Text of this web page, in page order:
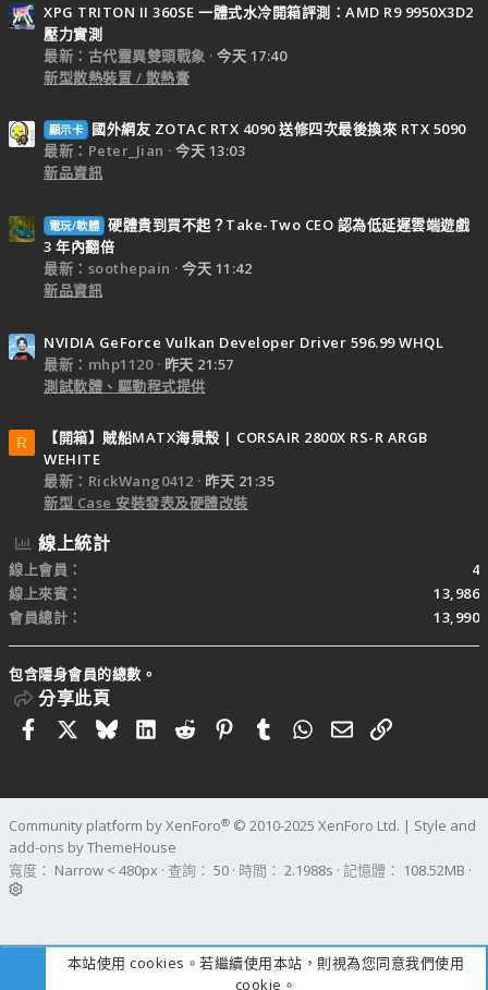
XPG TRITON II 360SE 一體式水冷開箱評測：AMD R9 9950X3D2
壓力實測
最新：古代靈異雙頭戰象
今天 17:40
新型散熱裝置 / 散熱膏
顯示卡
國外網友 ZOTAC RTX 4090 送修四次最後換來 RTX 5090
最新：Peter_Jian
今天 13:03
新品資訊
電玩/軟體 硬體貴到買不起？Take-Two CEO 認為低延遲雲端遊戲
3 年內翻倍
最新：soothepain
今天 11:42
新品資訊
NVIDIA GeForce Vulkan Developer Driver 596.99 WHQL
最新：mhp1120
昨天 21:57
測試軟體、驅動程式提供
R
【開箱】賊船MATX海景殼 | CORSAIR 2800X RS-R ARGB
WEHITE
最新：RickWang0412
昨天 21:35
新型 Case 安裝發表及硬體改裝
線上統計
線上會員
4
線上來賓
13,986
會員總計
13,990
包含隱身會員的總數。
分享此頁
FacebookBlueskyLinkedIn
RedditPinterestTumblrWhatsApp
電子郵件
連結
Community platform by XenForo® © 2010-2025 XenForo Ltd. | Style and
add-ons by ThemeHouse
寬度
查詢 50 時間 2.1988s 記憶體 108.52MB
本站使用 cookies。若繼續使用本站，則視為您同意我們使用
cookie。